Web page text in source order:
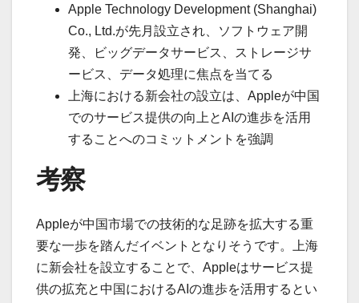
Apple Technology Development (Shanghai)
Co., Ltd.が先月設立され、ソフトウェア開
発、ビッグデータサービス、ストレージサ
ービス、データ処理に焦点を当てる
上海における新会社の設立は、Appleが中国
でのサービス提供の向上とAIの進歩を活用
することへのコミットメントを強調
考察
Appleが中国市場での技術的な足跡を拡大する重
要な一歩を踏んだイベントとなりそうです。上海
に新会社を設立することで、Appleはサービス提
供の拡充と中国におけるAIの進歩を活用するとい